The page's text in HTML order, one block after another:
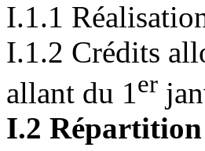
I.1.1
I.1.2 Crédits
allant du 1er
I.2 Répartition